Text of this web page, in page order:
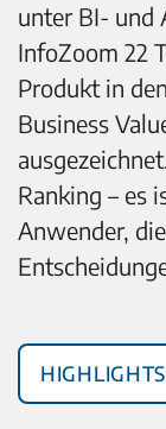
unter BI- und
InfoZoom 22
Produkt in
Business
Ranking – es
Anwender,